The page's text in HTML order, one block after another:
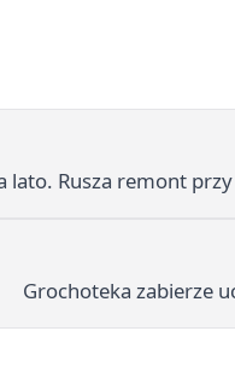
lato. Rusza remont
Grochoteka zabierze